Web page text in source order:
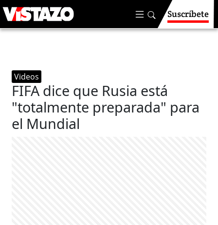
Suscríbete
Videos
FIFA dice que Rusia está
"totalmente preparada" para
el Mundial